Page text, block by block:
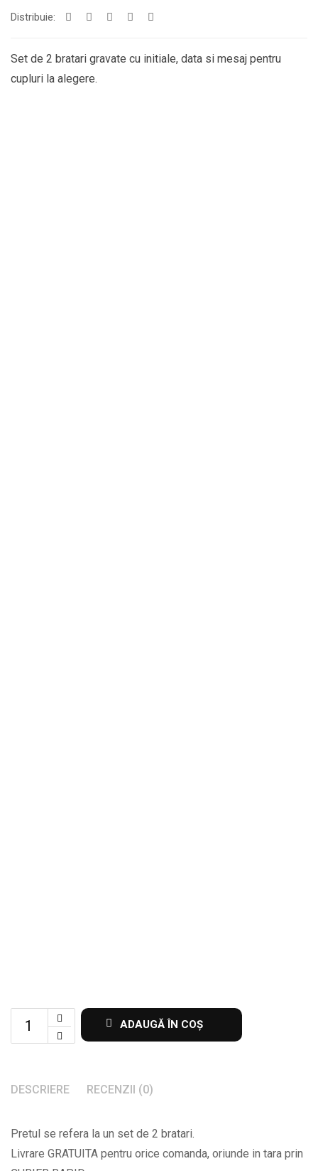
Distribuie:
Set de 2 bratari gravate cu initiale, data si mesaj pentru
cupluri la alegere.
Set
cu
data
la
ADAUGĂ ÎN COȘ
DESCRIERE RECENZII (0)
Pretul se refera la un set de 2 bratari.
Livrare GRATUITA pentru orice comanda, oriunde in tara prin